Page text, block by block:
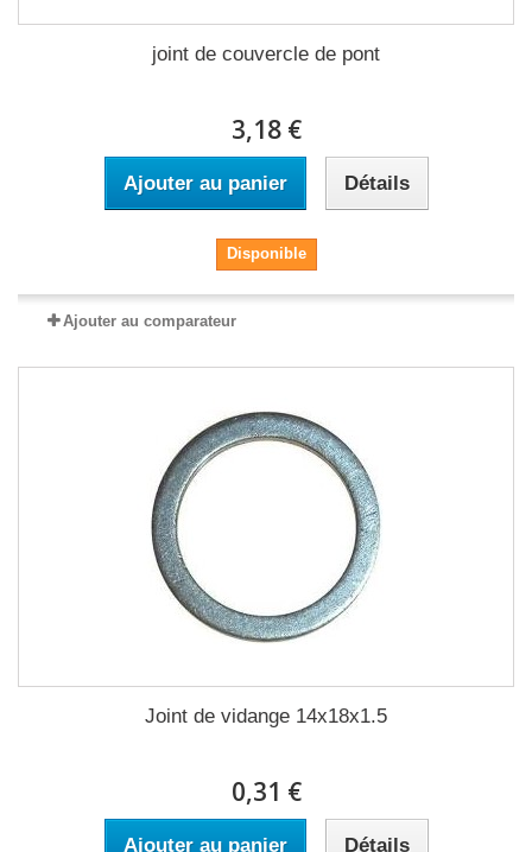
joint de couvercle de pont
3,18 €
Ajouter au panier Détails
Disponible
Ajouter au comparateur
Joint de vidange 14x18x1.5
0,31 €
Ajouter au panier Détails